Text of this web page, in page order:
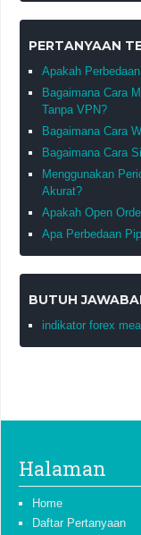
PERTANYAAN
Apakah
Bagaimana Cara
Tanpa VPN?
Bagaimana Cara
Bagaimana Cara
Menggunakan
Akurat?
Apakah Open
Apa Perbedaan
BUTUH
indikator forex
Halaman
Home
Daftar Pertanyaan